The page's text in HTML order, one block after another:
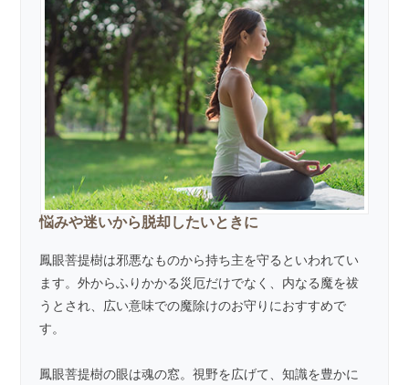
悩みや迷いから脱却したいときに
鳳眼菩提樹は邪悪なものから持ち主を守るといわれてい
ます。外からふりかかる災厄だけでなく、内なる魔を祓
うとされ、広い意味での魔除けのお守りにおすすめで
す。
鳳眼菩提樹の眼は魂の窓。視野を広げて、知識を豊かに